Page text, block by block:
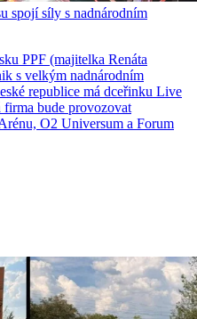
spojí síly s nadnárodním
PPF (majitelka Renáta
s velkým nadnárodním
republice má dceřinku Live
bude provozovat
O2 Universum a Forum